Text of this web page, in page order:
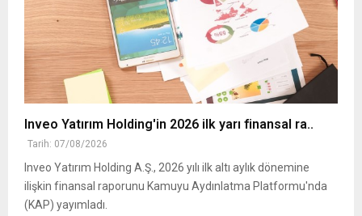
Inveo Yatırım Holding'in 2026 ilk yarı finansal ra..
Tarih: 07/08/2026
Inveo Yatırım Holding A.Ş., 2026 yılı ilk altı aylık dönemine
ilişkin finansal raporunu Kamuyu Aydınlatma Platformu'nda
(KAP) yayımladı.